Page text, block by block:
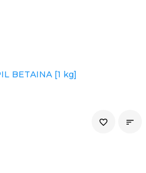
BETAINA [1 kg]

favorite_border